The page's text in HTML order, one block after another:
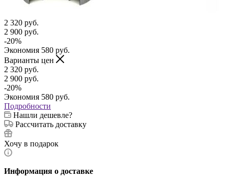
2 320 руб.
2 900 руб.
-20%
Экономия 580 руб.
Варианты цен
2 320 руб.
2 900 руб.
-20%
Экономия 580 руб.
Подробности
Нашли дешевле?
Рассчитать доставку
Хочу в подарок
Информация о доставке